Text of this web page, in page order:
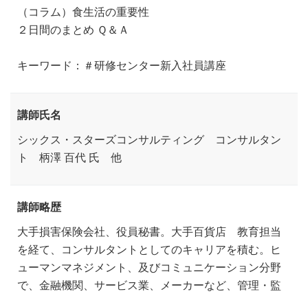
（コラム）食生活の重要性
２日間のまとめ Ｑ＆Ａ
キーワード：＃研修センター新入社員講座
講師氏名
シックス・スターズコンサルティング コンサルタン
ト 柄澤 百代 氏 他
講師略歴
大手損害保険会社、役員秘書。大手百貨店 教育担当
を経て、コンサルタントとしてのキャリアを積む。ヒ
ューマンマネジメント、及びコミュニケーション分野
で、金融機関、サービス業、メーカーなど、管理・監